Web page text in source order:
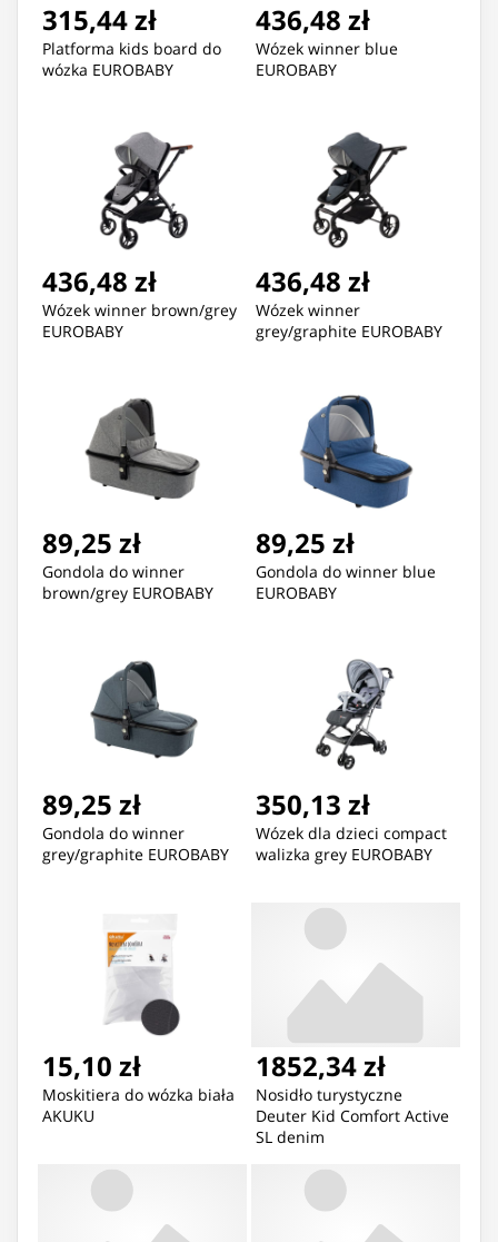
315,44 zł
Platforma kids board do
wózka EUROBABY
436,48 zł
Wózek winner blue
EUROBABY
436,48 zł
Wózek winner brown/grey
EUROBABY
436,48 zł
Wózek winner
grey/graphite EUROBABY
89,25 zł
Gondola do winner
brown/grey EUROBABY
89,25 zł
Gondola do winner blue
EUROBABY
89,25 zł
Gondola do winner
grey/graphite EUROBABY
350,13 zł
Wózek dla dzieci compact
walizka grey EUROBABY
15,10 zł
Moskitiera do wózka biała
AKUKU
1852,34 zł
Nosidło turystyczne
Deuter Kid Comfort Active
SL denim